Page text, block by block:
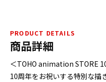
PRODUCT DETAILS
商品詳細
＜TOHO animation STORE
10周年をお祝いする特別な描